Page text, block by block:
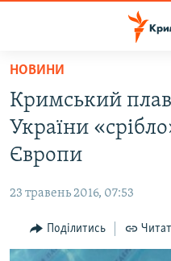
Перейти
основного
матеріалу
Перейти
до
основної
навігації
Перейти
до
ВОДА.КРИМ
ВІДЕО ТА ФОТО
БЛОГИ
ПОГЛЯД
НОВИНИ
Кримський
України
Європи
23 травень 2016, 07:53
Поділитись